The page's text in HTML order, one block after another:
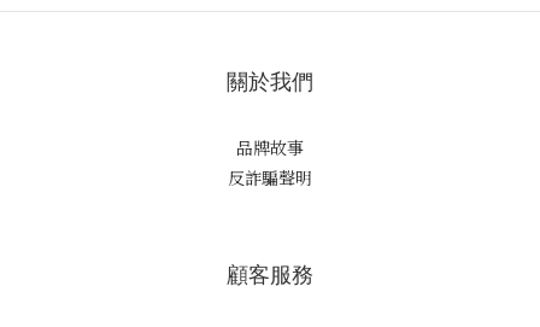
關於我們
品牌故事
反詐騙聲明
顧客服務